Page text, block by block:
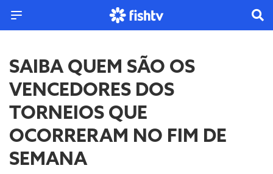
SAIBA QUEM SÃO OS
VENCEDORES DOS
TORNEIOS QUE
OCORRERAM NO FIM DE
SEMANA